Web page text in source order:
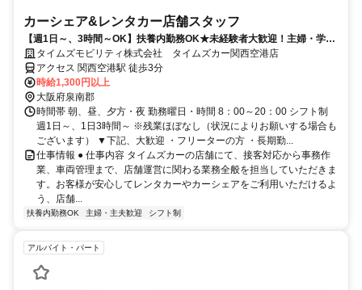
カーシェア&レンタカー店舗スタッフ
【週1日～、3時間～OK】扶養内勤務OK★未経験者大歓迎！主婦・学
生・中高年活躍中
タイムズモビリティ株式会社 タイムズカー関西空港店
アクセス 関西空港駅 徒歩3分
時給1,300円以上
大阪府泉南郡
時間帯 朝、昼、夕方・夜 勤務曜日・時間 8：00～20：00 シフト制
週1日～、1日3時間～ ※残業ほぼなし（状況によりお願いする場合も
ございます） ▼下記、大歓迎 ・フリーターの方 ・長期勤...
仕事情報 ● 仕事内容 タイムズカーの店舗にて、接客対応から事務作
業、車両管理まで、店舗運営に関わる業務全般を担当していただきま
す。お客様が安心してレンタカーやカーシェアをご利用いただけるよ
う、店舗...
扶養内勤務OK 主婦・主夫歓迎 シフト制
アルバイト・パート